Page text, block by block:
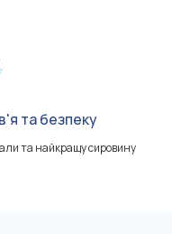
та безпеку
та найкращу сировину